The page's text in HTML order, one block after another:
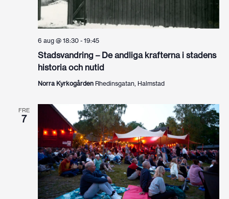
Stadsvandring – De andliga krafterna i stadens
historia och nutid
6 aug @ 18:30- 19:45
Norra Kyrkogården Rhedinsgatan, Halmstad
FRE
7